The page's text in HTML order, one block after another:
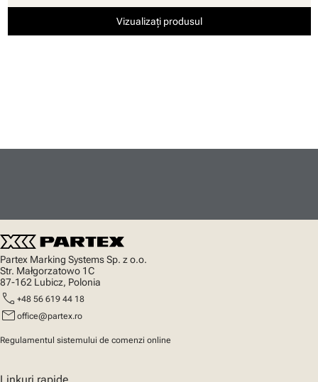
Vizualizați produsul
Partex Marking Systems Sp. z o.o.
Str. Małgorzatowo 1C
87-162 Lubicz, Polonia
call +48 56 619 44 18
mail office@partex.ro
Regulamentul sistemului de comenzi online